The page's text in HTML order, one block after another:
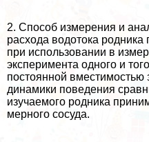
2. Способ измерения и
расхода водотока
при использовании в
эксперимента одного и
постоянной вместимостью
динамики поведения
изучаемого родника
мерного сосуда.